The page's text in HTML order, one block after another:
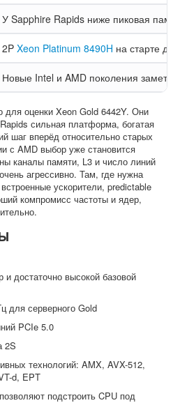
У Sapphire Rapids ниже пиковая
2P Xeon Platinum 8490H на старте
Новые Intel и AMD поколения
оценки Xeon Gold 6442Y. Они
сильная платформа, богатая
шаг вперёд относительно старых
с AMD выбор уже становится
каналы памяти, L3 и число линий
агрессивно. Там, где нужна
ускорители, predictable
компромисс частоты и ядер,
достаточно высокой базовой
для серверного Gold
PCIe 5.0
2S
технологий: AMX, AVX-512,
d, EPT
подстроить CPU под